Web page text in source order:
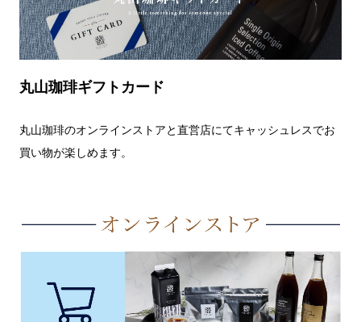
丸山珈琲ギフトカード
丸山珈琲のオンラインストアと直営店にてキャッシュレスでお
買い物が楽しめます。